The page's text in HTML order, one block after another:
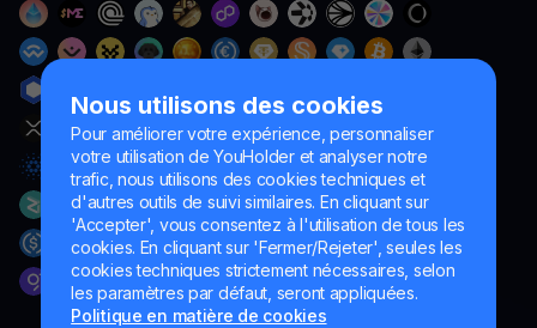
Nous utilisons des cookies
Pour améliorer votre expérience, personnaliser
votre utilisation de YouHolder et analyser notre
trafic, nous utilisons des cookies techniques et
d'autres outils de suivi similaires. En cliquant sur
'Accepter', vous consentez à l'utilisation de tous les
cookies. En cliquant sur 'Fermer/Rejeter', seules les
cookies techniques strictement nécessaires, selon
les paramètres par défaut, seront appliquées.
Politique en matière de cookies